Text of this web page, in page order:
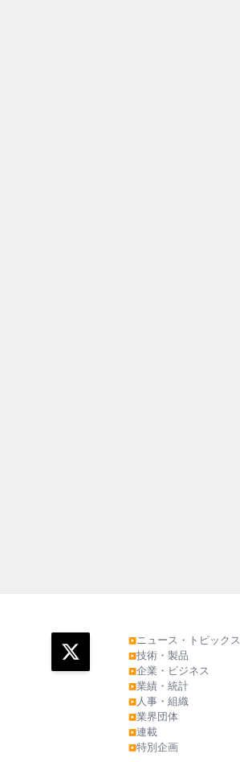
▶ニュース・トピックス
▶技術・製品
▶企業・ビジネス
▶業績・統計
▶人事・組織
▶業界団体
▶連載
▶特別企画